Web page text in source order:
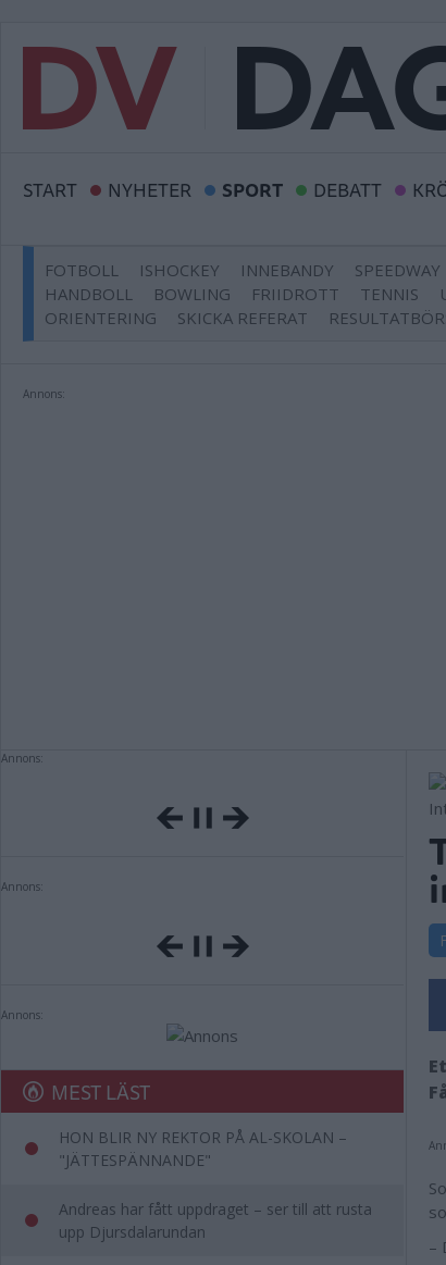
START NYHETER SPORT DEBATT
FOTBOLL ISHOCKEY INNEBANDY SPEEDWAY
HANDBOLL
BOWLING FRIIDROTT TENNIS
ORIENTERING
SKICKA REFERAT
Annons:
Annons:
Annons:
Annons:
MEST LÄST
HON BLIR NY REKTOR PÅ AL-SKOLAN –
"JÄTTESPÄNNANDE"
Andreas har fått uppdraget – ser till att rusta
upp Djursdalarundan
–